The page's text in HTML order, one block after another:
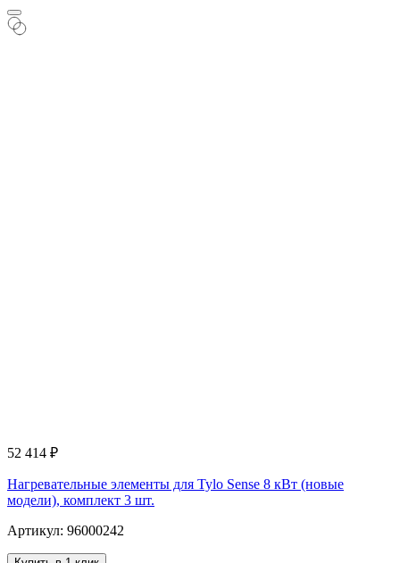
52 414 ₽
Нагревательные элементы для Tylo Sense 8 кВт (новые
модели), комплект 3 шт.
Артикул: 96000242